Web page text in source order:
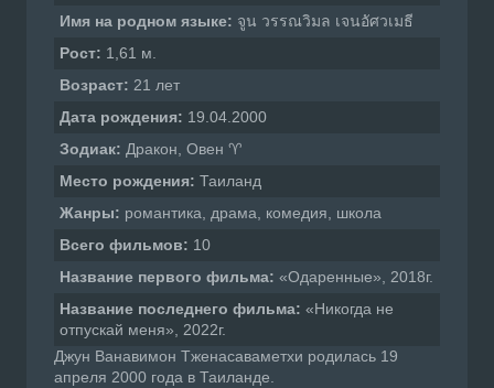
Имя на родном языке: จูน วรรณวิมล เจนอัศวเมธี
Рост: 1,61 м.
Возраст: 21 лет
Дата рождения: 19.04.2000
Зодиак: Дракон, Овен ♈
Место рождения: Таиланд
Жанры: романтика, драма, комедия, школа
Всего фильмов: 10
Название первого фильма: «Одаренные», 2018г.
Название последнего фильма: «Никогда не
отпускай меня», 2022г.
Джун Ванавимон Тженасаваметхи родилась 19
апреля 2000 года в Таиланде.